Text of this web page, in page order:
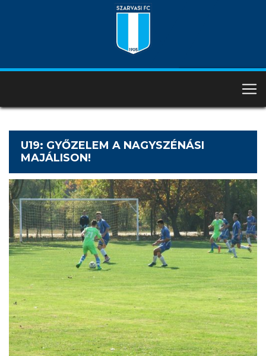
U19: GYŐZELEM A NAGYSZÉNÁSI
MAJÁLISON!